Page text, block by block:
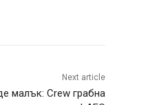
Next article
малък: Crew грабна